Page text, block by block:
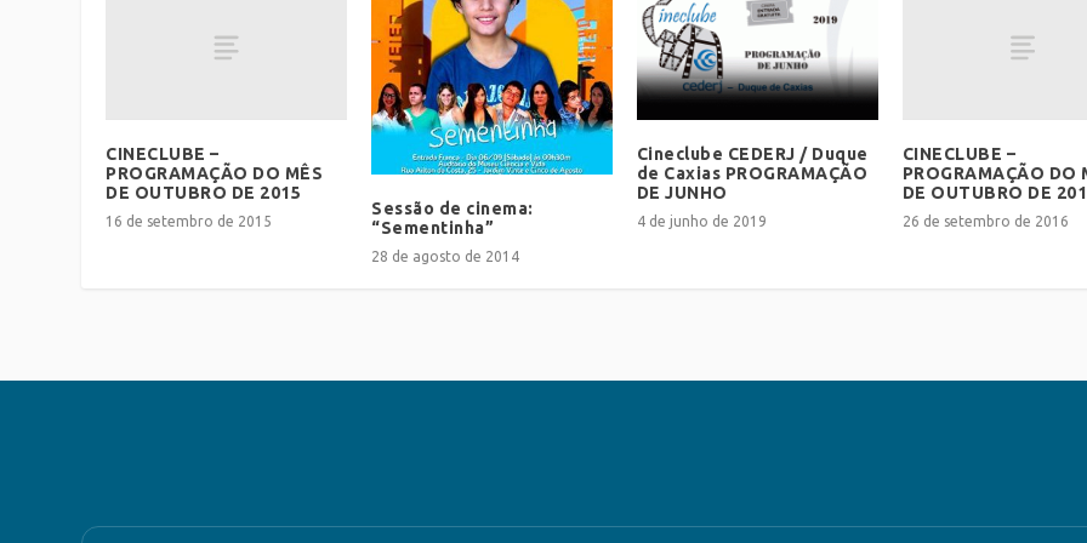
CINECLUBE –
PROGRAMAÇÃO DO MÊS
DE OUTUBRO DE 2015
16 de setembro de 2015
Sessão de cinema:
“Sementinha”
28 de agosto de 2014
Cineclube CEDERJ / Duque
de Caxias PROGRAMAÇÃO
DE JUNHO
4 de junho de 2019
CINECLUBE –
PROGRAMAÇÃO DO
DE OUTUBRO DE
26 de setembro de 2016